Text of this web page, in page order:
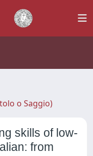
o Saggio)
skills of low-
from